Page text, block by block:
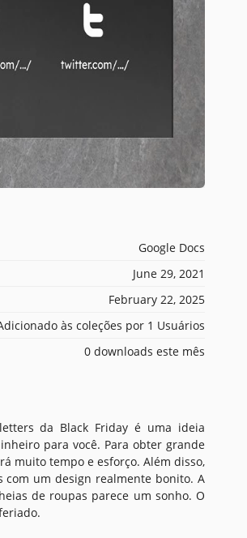
Google Docs
June 29, 2021
February 22, 2025
às coleções por 1 Usuários
0 downloads este mês
da Black Friday é uma ideia
para você. Para obter grande
muito tempo e esforço. Além disso,
com um design realmente bonito. A
de roupas parece um sonho. O